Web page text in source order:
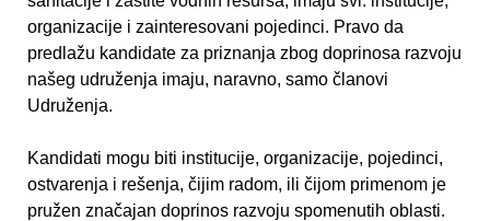
organizacije i zainteresovani pojedinci. Pravo da
predlažu kandidate za priznanja zbog doprinosa razvoju
našeg udruženja imaju, naravno, samo članovi
Udruženja.
Kandidati mogu biti institucije, organizacije, pojedinci,
ostvarenja i rešenja, čijim radom, ili čijom primenom je
pružen značajan doprinos razvoju spomenutih oblasti.